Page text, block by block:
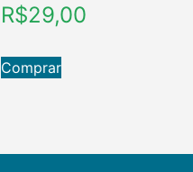
R$29,00
Comprar